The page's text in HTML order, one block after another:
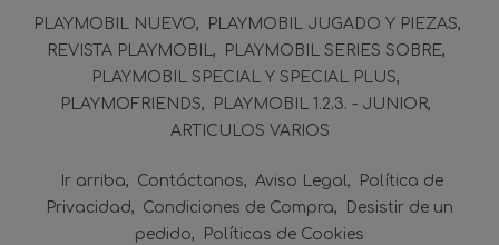
PLAYMOBIL NUEVO
PLAYMOBIL JUGADO Y PIEZAS
REVISTA PLAYMOBIL
PLAYMOBIL SERIES SOBRE
PLAYMOBIL SPECIAL Y SPECIAL PLUS
PLAYMOFRIENDS
PLAYMOBIL 1.2.3. - JUNIOR
ARTICULOS VARIOS
Ir arriba Contáctanos Aviso Legal
Política de
Privacidad
Condiciones de Compra
Desistir de un
pedido
Políticas de Cookies